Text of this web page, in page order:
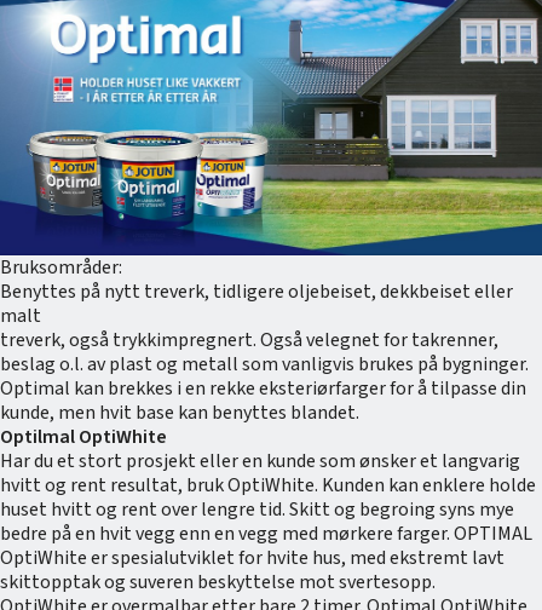
Bruksområder:
Benyttes på nytt treverk, tidligere oljebeiset, dekkbeiset eller
malt
treverk, også trykkimpregnert. Også velegnet for takrenner,
beslag o.l. av plast og metall som vanligvis brukes på bygninger.
Optimal kan brekkes i en rekke eksteriørfarger for å tilpasse din
kunde, men hvit base kan benyttes blandet.
Optilmal OptiWhite
Har du et stort prosjekt eller en kunde som ønsker et langvarig
hvitt og rent resultat, bruk OptiWhite. Kunden kan enklere holde
huset hvitt og rent over lengre tid. Skitt og begroing syns mye
bedre på en hvit vegg enn en vegg med mørkere farger. OPTIMAL
OptiWhite er spesialutviklet for hvite hus, med ekstremt lavt
skittopptak og suveren beskyttelse mot svertesopp.